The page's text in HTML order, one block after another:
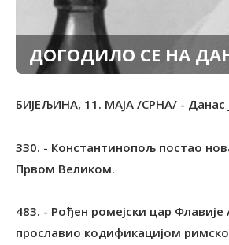
ДОГОДИЛО СЕ НА
БИЈЕЉИНА, 11. МАЈА /СРНА/ - Данас
330. - Константинопољ постао
Првом Великом.
483. - Рођен ромејски цар Флавије
прославио кодификацијом